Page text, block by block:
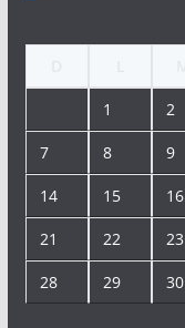
1 2
7 8 9
14 15 16
21 22 23
28 29 30